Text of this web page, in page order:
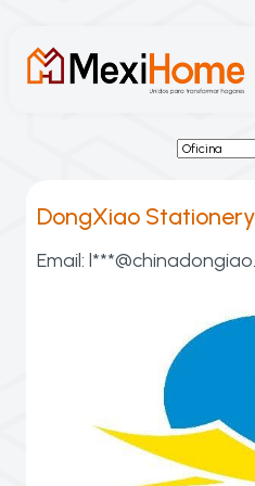
DongXiao Stationery
Email:
Certificada en BSCI,
exporta
Sudamérica y Europa,
de USD al año gracias
competitivos y entrega